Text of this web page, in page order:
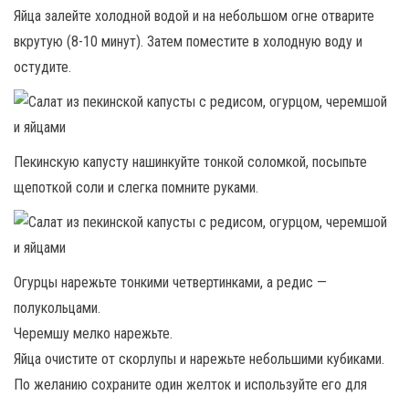
Яйца залейте холодной водой и на небольшом огне отварите
вкрутую (8-10 минут). Затем поместите в холодную воду и
остудите.
Пекинскую капусту нашинкуйте тонкой соломкой, посыпьте
щепоткой соли и слегка помните руками.
Огурцы нарежьте тонкими четвертинками, а редис —
полукольцами.
Черемшу мелко нарежьте.
Яйца очистите от скорлупы и нарежьте небольшими кубиками.
По желанию сохраните один желток и используйте его для